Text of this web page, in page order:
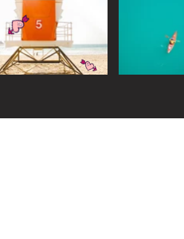
Widget Didn’t Load
Check your internet and refresh
this page.
If that doesn’t work, contact us.